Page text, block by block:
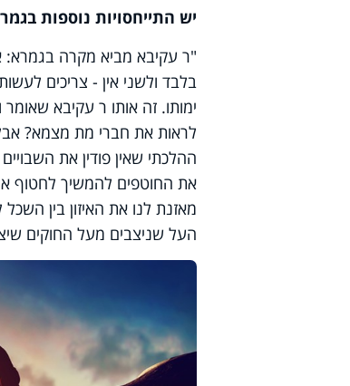
יש התייחסויות נוספות
"ר עקיבא מביא מקרה בגמרא:
בלבד ולשני אין - צריכים
ימותו. זה אותו ר עקיבא
לראות את חברי מת מצמא?
ההלכתי שאין פודין את
את החוטפים להמשיך לחטוף
מאזנת לנו את האיזון בין
העל שניצבים מעל החוקים